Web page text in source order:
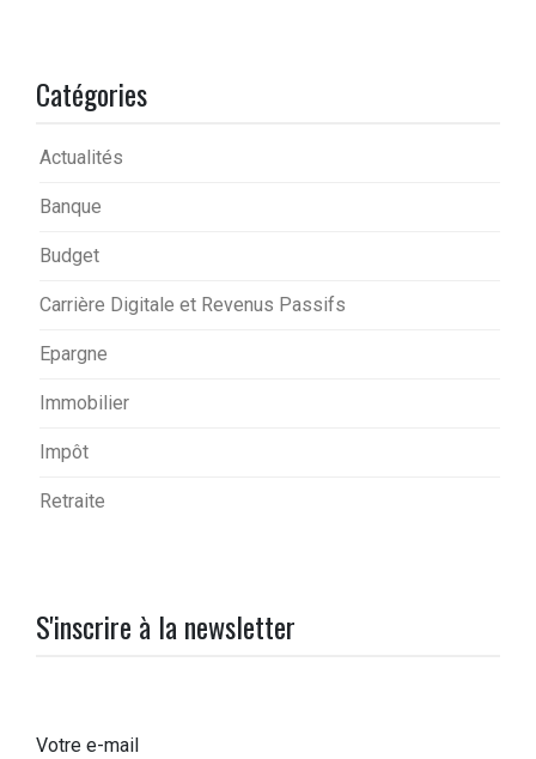
Catégories
Actualités
Banque
Budget
Carrière Digitale et Revenus Passifs
Epargne
Immobilier
Impôt
Retraite
S'inscrire à la newsletter
Votre e-mail